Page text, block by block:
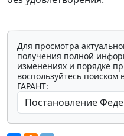
Для просмотра
получения полной
изменениях и порядке
воспользуйтесь
ГАРАНТ: